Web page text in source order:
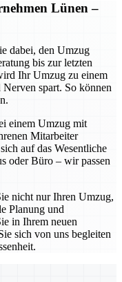
Lünen –
dabei, den Umzug
bis zur letzten
Ihr Umzug zu einem
spart. So können
einem Umzug mit
Mitarbeiter
auf das Wesentliche
oder Büro – wir passen
nicht nur Ihren Umzug,
Planung und
in Ihrem neuen
sich von uns begleiten